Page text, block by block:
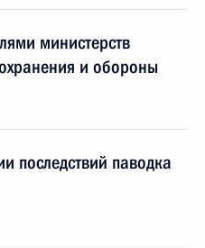
министерств
и обороны
последствий паводка